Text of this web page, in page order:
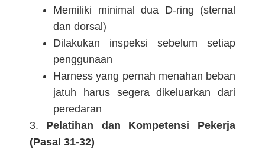
Memiliki minimal dua D-ring (sternal
dan dorsal)
Dilakukan inspeksi sebelum setiap
penggunaan
Harness yang pernah menahan beban
jatuh harus segera dikeluarkan dari
peredaran
3. Pelatihan dan Kompetensi Pekerja
(Pasal 31-32)